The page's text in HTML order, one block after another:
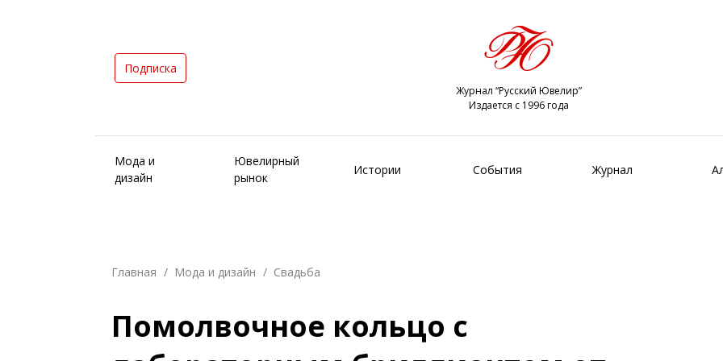
Подписка
Журнал “Русский Ювелир”
Издается с 1996 года
Мода и
дизайн
Ювелирный
рынок
Истории События Журнал
Главная Мода и дизайн Свадьба
Помолвочное кольцо с